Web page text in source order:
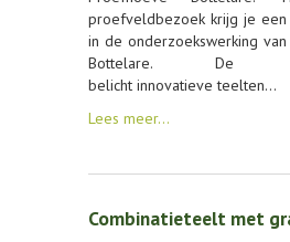
proefveldbezoek krijg je een
in de onderzoekswerking
Bottelare. De
belicht innovatieve teelten…
Lees meer…
Combinatieteelt met